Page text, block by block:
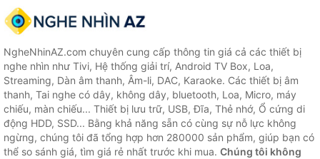
NgheNhinAZ.com chuyên cung cấp thông tin giá cả các thiết bị
nghe nhìn như Tivi, Hệ thống giải trí, Android TV Box, Loa,
Streaming, Dàn âm thanh, Âm-li, DAC, Karaoke. Các thiết bị âm
thanh, Tai nghe có dây, không dây, bluetooth, Loa, Micro, máy
chiếu, màn chiếu... Thiết bị lưu trữ, USB, Đĩa, Thẻ nhớ, Ổ cứng di
động HDD, SSD... Bằng khả năng sẵn có cùng sự nỗ lực không
ngừng, chúng tôi đã tổng hợp hơn 280000 sản phẩm, giúp bạn có
thể so sánh giá, tìm giá rẻ nhất trước khi mua. Chúng tôi không